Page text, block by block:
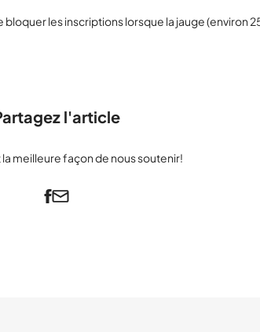
bloquer les inscriptions lorsque la jauge (environ
l'article
meilleure façon de nous soutenir!